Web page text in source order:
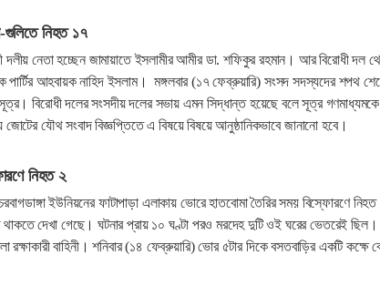
গুলিতে নিহত ১৭
দলীয় নেতা হচ্ছেন জামায়াতে ইসলামীর আমীর ডা. শফিকুর রহমান। আর বিরোধী দল
পার্টির আহবায়ক নাহিদ ইসলাম। মঙ্গলবার (১৭ ফেব্রুয়ারি) সংসদ সদস্যদের শপথ
বিরোধী দলের সংসদীয় দলের সভায় এমন সিদ্ধান্ত হয়েছে বলে সূত্র গণমাধ্যমকে
যৌথ সংবাদ বিজ্ঞপ্তিতে এ বিষয়ে বিষয়ে আনুষ্ঠানিকভাবে জানানো হবে।
নিহত ২
ইউনিয়নের ফাটাপাড়া এলাকায় ভোরে হাতবোমা তৈরির সময় বিস্ফোরণে নিহত
দেখা গেছে। ঘটনার প্রায় ১০ ঘণ্টা পরও মরদেহ দুটি ওই ঘরের ভেতরেই ছিল।
রক্ষাকারী বাহিনী। শনিবার (১৪ ফেব্রুয়ারি) ভোর ৫টার দিকে বসতবাড়ির একটি কক্ষে